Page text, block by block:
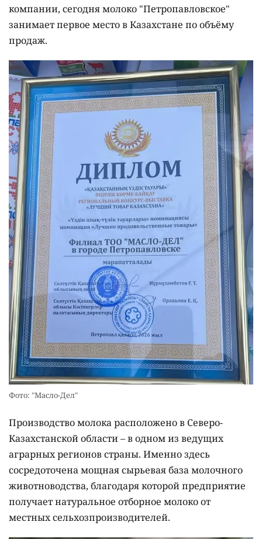
компании, сегодня молоко "Петропавловское"
занимает первое место в Казахстане по объёму
продаж.
Фото: "Масло-Дел"
Производство молока расположено в Северо-
Казахстанской области – в одном из ведущих
аграрных регионов страны. Именно здесь
сосредоточена мощная сырьевая база молочного
животноводства, благодаря которой предприятие
получает натуральное отборное молоко от
местных сельхозпроизводителей.